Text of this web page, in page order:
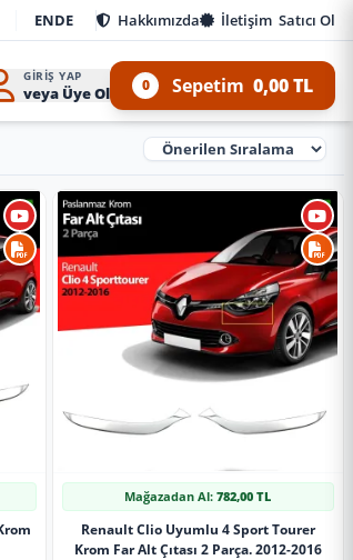
ENDE Hakkımızda İletişim Satıcı Ol
GIRIŞ YAP
veya Üye Ol 0 Sepetim 0,00 TL
Ürünleri Sırala
Mağazadan Al:782,00 TL
Renault Clio Uyumlu 4 Sport Tourer
Krom Far Alt Çıtası 2 Parça. 2012-2016